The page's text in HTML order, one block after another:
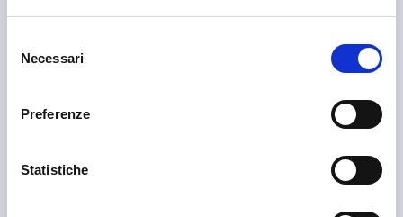
delNecessari
Preferenze
Statistiche